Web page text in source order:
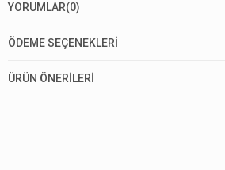
YORUMLAR(0)
ÖDEME SEÇENEKLERI
ÜRÜN ÖNERILERI